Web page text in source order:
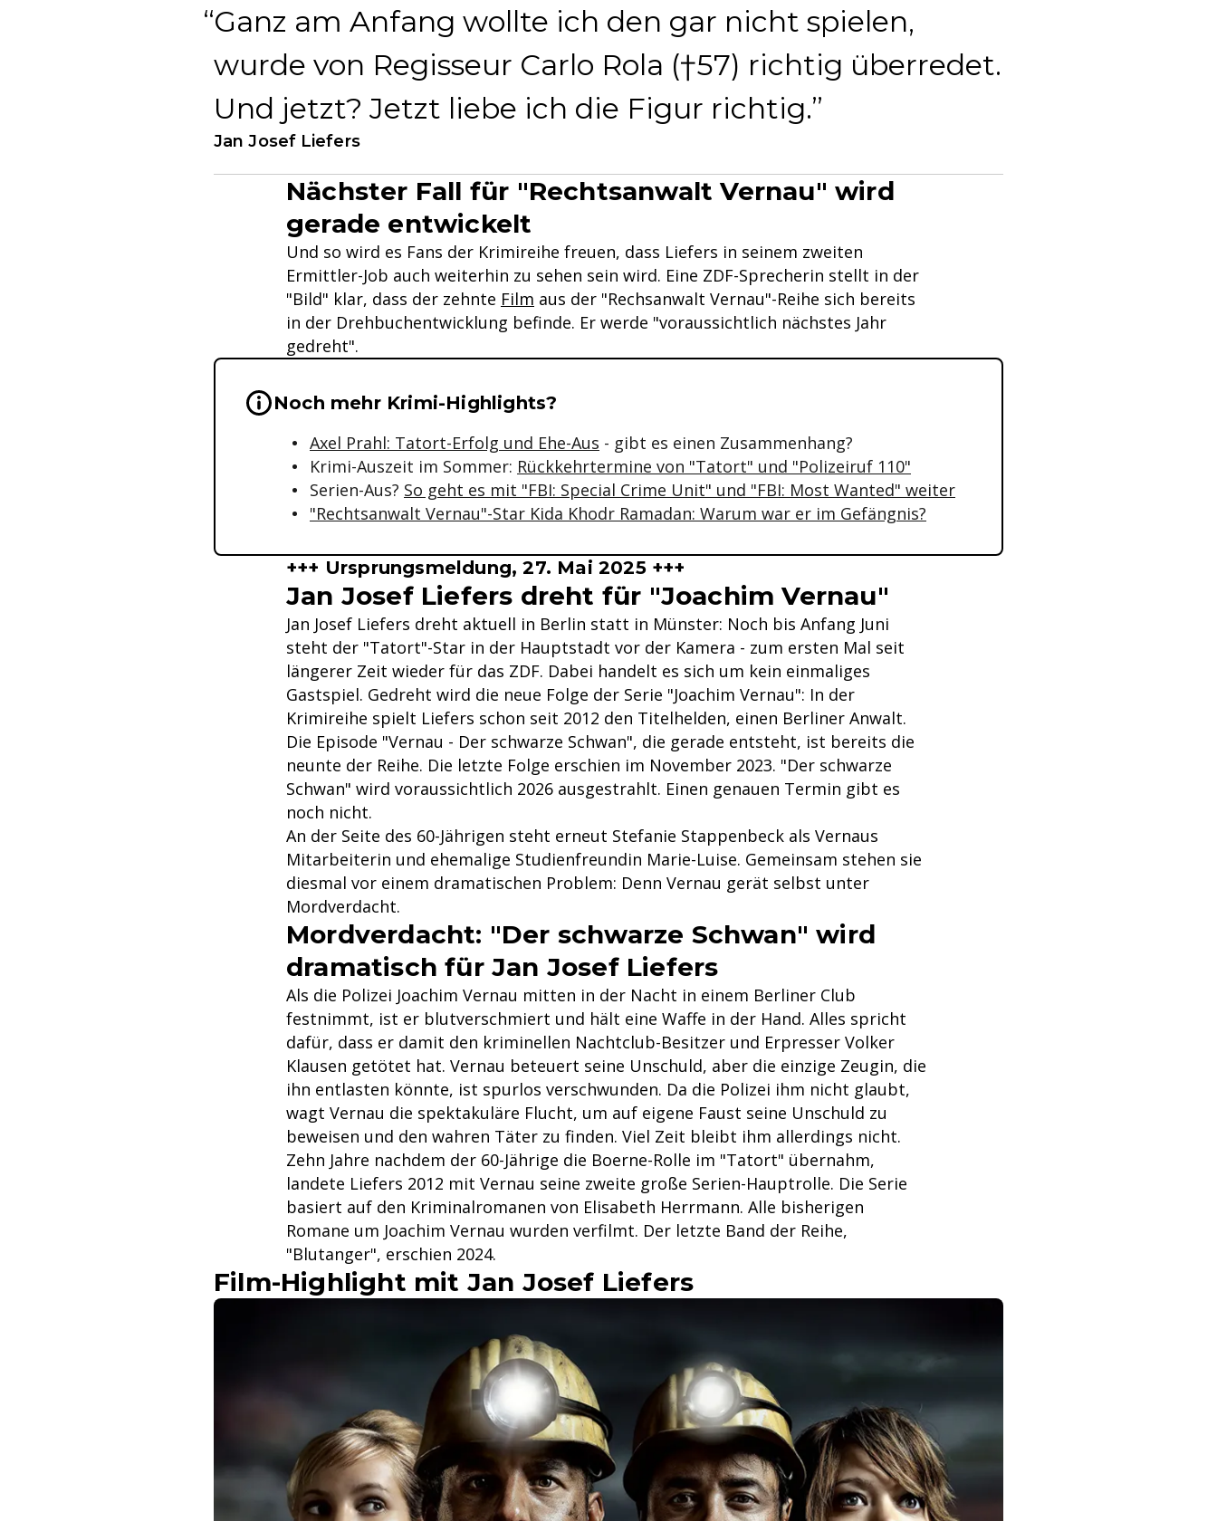
Ganz am Anfang wollte ich den gar nicht spielen,
wurde von Regisseur Carlo Rola (†57) richtig überredet.
Und jetzt? Jetzt liebe ich die Figur richtig.
Jan Josef Liefers
Nächster Fall für "Rechtsanwalt Vernau" wird
gerade entwickelt
Und so wird es Fans der Krimireihe freuen, dass Liefers in seinem zweiten
Ermittler-Job auch weiterhin zu sehen sein wird. Eine ZDF-Sprecherin stellt in der
"Bild" klar, dass der zehnte Film aus der "Rechsanwalt Vernau"-Reihe sich bereits
in der Drehbuchentwicklung befinde. Er werde "voraussichtlich nächstes Jahr
gedreht".
Wichtige Hinweise & Informationen zum Inhalt
Noch mehr Krimi-Highlights?
Axel Prahl: Tatort-Erfolg und Ehe-Aus - gibt es einen Zusammenhang?
Krimi-Auszeit im Sommer: Rückkehrtermine von "Tatort" und "Polizeiruf 110"
Serien-Aus? So geht es mit "FBI: Special Crime Unit" und "FBI: Most Wanted" weiter
"Rechtsanwalt Vernau"-Star Kida Khodr Ramadan: Warum war er im Gefängnis?
+++ Ursprungsmeldung, 27. Mai 2025 +++
Jan Josef Liefers dreht für "Joachim Vernau"
Jan Josef Liefers dreht aktuell in Berlin statt in Münster: Noch bis Anfang Juni
steht der "Tatort"-Star in der Hauptstadt vor der Kamera - zum ersten Mal seit
längerer Zeit wieder für das ZDF. Dabei handelt es sich um kein einmaliges
Gastspiel. Gedreht wird die neue Folge der Serie "Joachim Vernau": In der
Krimireihe spielt Liefers schon seit 2012 den Titelhelden, einen Berliner Anwalt.
Die Episode "Vernau - Der schwarze Schwan", die gerade entsteht, ist bereits die
neunte der Reihe. Die letzte Folge erschien im November 2023. "Der schwarze
Schwan" wird voraussichtlich 2026 ausgestrahlt. Einen genauen Termin gibt es
noch nicht.
An der Seite des 60-Jährigen steht erneut Stefanie Stappenbeck als Vernaus
Mitarbeiterin und ehemalige Studienfreundin Marie-Luise. Gemeinsam stehen sie
diesmal vor einem dramatischen Problem: Denn Vernau gerät selbst unter
Mordverdacht.
Mordverdacht: "Der schwarze Schwan" wird
dramatisch für Jan Josef Liefers
Als die Polizei Joachim Vernau mitten in der Nacht in einem Berliner Club
festnimmt, ist er blutverschmiert und hält eine Waffe in der Hand. Alles spricht
dafür, dass er damit den kriminellen Nachtclub-Besitzer und Erpresser Volker
Klausen getötet hat. Vernau beteuert seine Unschuld, aber die einzige Zeugin, die
ihn entlasten könnte, ist spurlos verschwunden. Da die Polizei ihm nicht glaubt,
wagt Vernau die spektakuläre Flucht, um auf eigene Faust seine Unschuld zu
beweisen und den wahren Täter zu finden. Viel Zeit bleibt ihm allerdings nicht.
Zehn Jahre nachdem der 60-Jährige die Boerne-Rolle im "Tatort" übernahm,
landete Liefers 2012 mit Vernau seine zweite große Serien-Hauptrolle. Die Serie
basiert auf den Kriminalromanen von Elisabeth Herrmann. Alle bisherigen
Romane um Joachim Vernau wurden verfilmt. Der letzte Band der Reihe,
"Blutanger", erschien 2024.
Film-Highlight mit Jan Josef Liefers